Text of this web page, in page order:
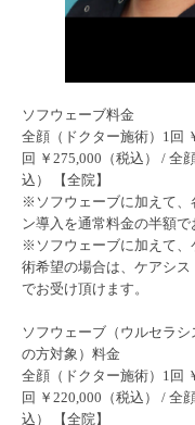
ソフウェーブ料金
全顔（ドクター施術）1回
回 ￥275,000（税込） / 全
込） 【全院】
※ソフウェーブに加えて、
ン導入を通常料金の半額で
※ソフウェーブに加えて、
術希望の場合は、ケアシ
でお受け頂けます。
ソフウェーブ（ウルセラ
の方対象）料金
全顔（ドクター施術）1回
回 ￥220,000（税込） / 全
込） 【全院】